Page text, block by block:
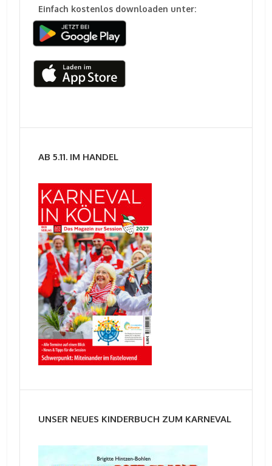
Einfach kostenlos downloaden unter:
AB 5.11. IM HANDEL
UNSER NEUES KINDERBUCH ZUM KARNEVAL